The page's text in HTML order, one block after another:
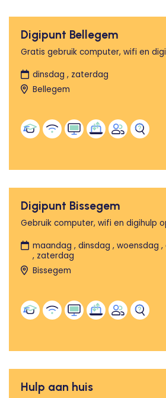
Digipunt Bellegem
Gratis gebruik computer, wifi en
dinsdag , zaterdag
Bellegem
Digipunt Bissegem
Gebruik computer, wifi en digihulp
maandag , dinsdag , woensdag
, zaterdag
Bissegem
Hulp aan huis